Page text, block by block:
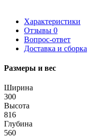
Характеристики
Отзывы 0
Вопрос-ответ
Доставка и сборка
Размеры и вес
Ширина
300
Высота
816
Глубина
560